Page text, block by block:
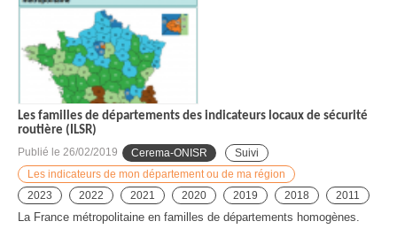
Les familles de départements des indicateurs locaux de sécurité
routière (ILSR)
Publié le 26/02/2019 Cerema-ONISR
Suivi
Les indicateurs de mon département ou de ma région
2023
2022 2021 2020 2019 2018 2011
La France métropolitaine en familles de départements homogènes.